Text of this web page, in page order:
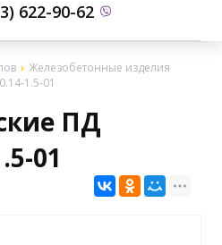
622-90-62
Железобетонные изделия
1.5-01
ПД
01